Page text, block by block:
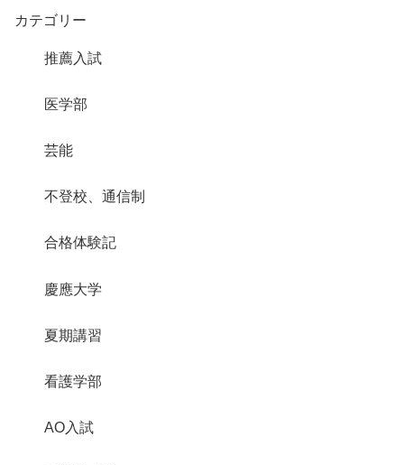
カテゴリー
推薦入試
医学部
芸能
不登校、通信制
合格体験記
慶應大学
夏期講習
看護学部
AO入試